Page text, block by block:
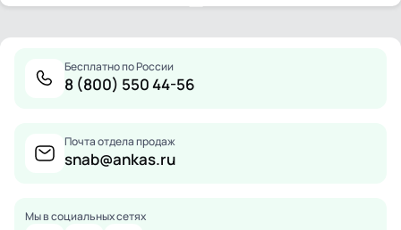
Бесплатно по России
8 (800) 550 44-56
Почта отдела продаж
snab@ankas.ru
Мы в социальных сетях